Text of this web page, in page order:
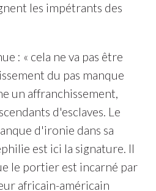
les impétrants des
: « cela ne va pas être
du pas manque
un affranchissement,
d'esclaves. Le
d'ironie dans sa
est ici la signature. Il
le portier est incarné par
africain-américain